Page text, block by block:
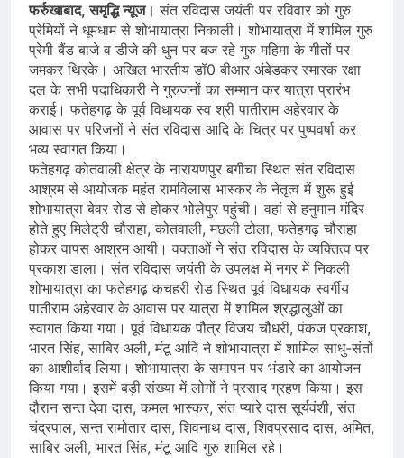
फर्रुखाबाद, समृद्धि न्यूज। संत रविदास जयंती पर रविवार को गुरु
प्रेमियों ने धूमधाम से शोभायात्रा निकाली। शोभायात्रा में शामिल गुरु
प्रेमी बैंड बाजे व डीजे की धुन पर बज रहे गुरु महिमा के गीतों पर
जमकर थिरके। अखिल भारतीय डॉ0 बीआर अंबेडकर स्मारक रक्षा
दल के सभी पदाधिकारी ने गुरुजनों का सम्मान कर यात्रा प्रारंभ
कराई। फतेहगढ़ के पूर्व विधायक स्व श्री पातीराम अहेरवार के
आवास पर परिजनों ने संत रविदास आदि के चित्र पर पुष्पवर्षा कर
भव्य स्वागत किया।
फतेहगढ़ कोतवाली क्षेत्र के नारायणपुर बगीचा स्थित संत रविदास
आश्रम से आयोजक महंत रामविलास भास्कर के नेतृत्व में शुरू हुई
शोभायात्रा बेवर रोड से होकर भोलेपुर पहुंची। वहां से हनुमान मंदिर
होते हुए मिलेट्री चौराहा, कोतवाली, मछली टोला, फतेहगढ़ चौराहा
होकर वापस आश्रम आयी। वक्ताओं ने संत रविदास के व्यक्तित्व पर
प्रकाश डाला। संत रविदास जयंती के उपलक्ष में नगर में निकली
शोभायात्रा का फतेहगढ़ कचहरी रोड स्थित पूर्व विधायक स्वर्गीय
पातीराम अहेरवार के आवास पर यात्रा में शामिल श्रद्धालुओं का
स्वागत किया गया। पूर्व विधायक पौत्र विजय चौधरी, पंकज प्रकाश,
भारत सिंह, साबिर अली, मंटू आदि ने शोभायात्रा में शामिल साधु-संतों
का आशीर्वाद लिया। शोभायात्रा के समापन पर भंडारे का आयोजन
किया गया। इसमें बड़ी संख्या में लोगों ने प्रसाद ग्रहण किया। इस
दौरान सन्त देवा दास, कमल भास्कर, संत प्यारे दास सूर्यवंशी, संत
चंद्रपाल, सन्त रामोतार दास, शिवनाथ दास, शिवप्रसाद दास, अमित,
साबिर अली, भारत सिंह, मंटू आदि गुरु शामिल रहे।